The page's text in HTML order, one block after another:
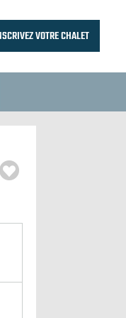
VOTRE CHALET